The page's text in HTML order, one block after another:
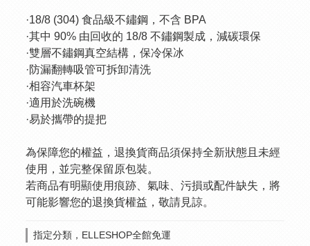
·18/8 (304) 食品級不鏽鋼，不含 BPA
·其中 90% 由回收的 18/8 不鏽鋼製成，減碳環保
·雙層不鏽鋼真空結構，保冷保冰
·防漏翻轉吸管可拆卸清洗
·相容汽車杯架
·適用於洗碗機
·易於攜帶的提把
為保障您的權益，退換貨商品須保持全新狀態且未經
使用，並完整保留原包裝。
若商品有明顯使用痕跡、氣味、污損或配件缺失，將
可能影響您的退換貨權益，敬請見諒。
指定分類，ELLESHOP全館免運